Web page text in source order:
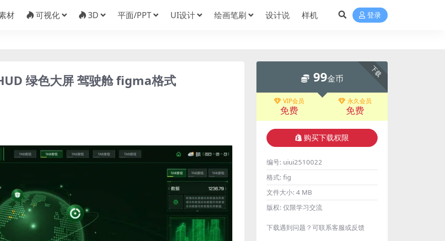
材 可视化 3D 平面/PPT UI设计 绘画笔刷 设计说 样机 登录
绿色大屏 驾驶舱 figma格式
下载
99金币
VIP会员
免费
永久会员
免费
购买下载权限
编号: uiui2510022
格式: fig
文件大小: 4 MB
版权: 仅限学习交流
下载遇到问题？可联系客服或反馈